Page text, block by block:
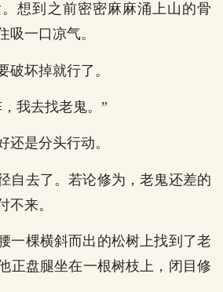
想到之前密密麻麻涌上山的骨
吸一口凉气。
破坏掉就行了。
我去找老鬼。”
还是分头行动。
自去了。若论修为，老鬼还差的
不来。
一棵横斜而出的松树上找到了老
正盘腿坐在一根树枝上，闭目修